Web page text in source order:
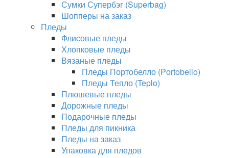
Сумки Супербэг (Superbag)
Шопперы на заказ
Пледы
Флисовые пледы
Хлопковые пледы
Вязаные пледы
Пледы Портобелло (Portobello)
Пледы Тепло (Teplo)
Плюшевые пледы
Дорожные пледы
Подарочные пледы
Пледы для пикника
Пледы на заказ
Упаковка для пледов